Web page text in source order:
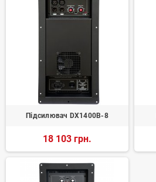
Підсилювач DX1400B-8
18 103 грн.